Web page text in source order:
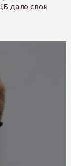
дало свои